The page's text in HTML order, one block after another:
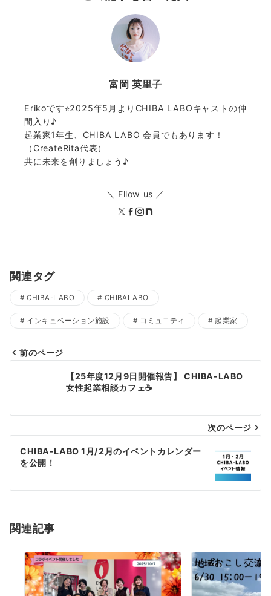
富岡 英里子
Erikoです⭐︎2025年5月よりCHIBA LABOキャストの仲
間入り♪
起業家1年生、CHIBA LABO 会員でもあります！
（CreateRita代表）
共に未来を創りましょう♪
＼ Fllow us ／
関連タグ
CHIBA-LABO CHIBALABO
インキュベーション施設 コミュニティ 起業家
ビ
ゲ
シ
ン
前のページ
【25年度12月9日開催報告】 CHIBA-LABO
女性起業相談カフェ☕️
次のページ
CHIBA-LABO 1月/2月のイベントカレンダー
を公開！
関連記事